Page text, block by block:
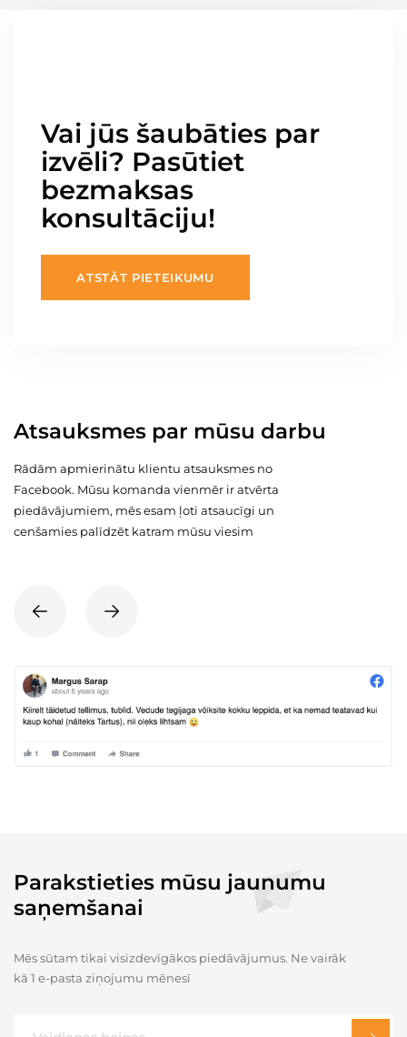
Vai jūs šaubāties par
izvēli? Pasūtiet
bezmaksas
konsultāciju!
ATSTĀT PIETEIKUMU
Atsauksmes par mūsu darbu
Rādām apmierinātu klientu atsauksmes no
Facebook. Mūsu komanda vienmēr ir atvērta
piedāvājumiem, mēs esam ļoti atsaucīgi un
cenšamies palīdzēt katram mūsu viesim
Parakstieties mūsu jaunumu
saņemšanai
Mēs sūtam tikai visizdevīgākos piedāvājumus. Ne vairāk
kā 1 e-pasta ziņojumu mēnesī